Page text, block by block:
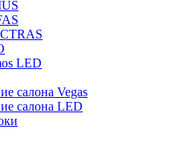
LED
салона Vegas
салона LED